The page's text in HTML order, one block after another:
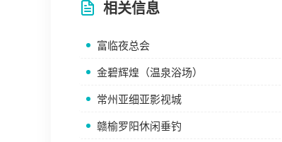
相关信息
富临夜总会
金碧辉煌（温泉浴场）
常州亚细亚影视城
赣榆罗阳休闲垂钓